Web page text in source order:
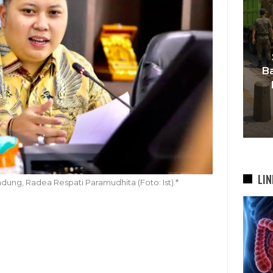
Radea Respati Paramudhita (Foto: Ist).*
Satpol PP Bongkar 645
Bangunan Liar Di Bandung,
Penertiban Berlanjut Ke
Sejumlah…
4 Agu 2026